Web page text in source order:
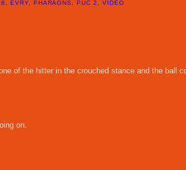
, EVRY, PHARAONS,PUC 2 ,VIDEO
of the hitter in the crouched stance and the ball
on.